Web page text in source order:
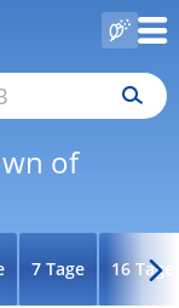
of
7 Tage 16 Tage